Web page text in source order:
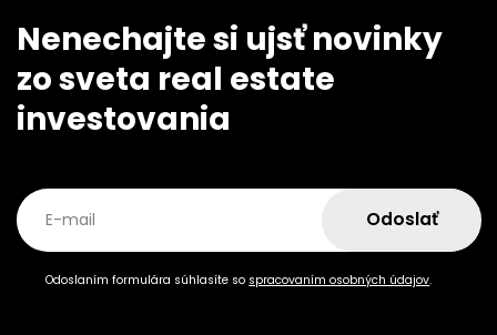
Nenechajte si ujsť novinky
zo sveta real estate
investovania
E-mail Odoslať
Odoslaním formulára súhlasíte so spracovaním osobných údajov.